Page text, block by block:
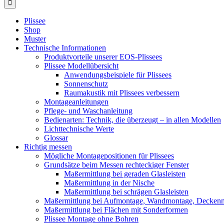
Plissee
Shop
Muster
Technische Informationen
Produktvorteile unserer EOS-Plissees
Plissee Modellübersicht
Anwendungsbeispiele für Plissees
Sonnenschutz
Raumakustik mit Plissees verbessern
Montageanleitungen
Pflege- und Waschanleitung
Bedienarten: Technik, die überzeugt – in allen Modellen
Lichttechnische Werte
Glossar
Richtig messen
Mögliche Montagepositionen für Plissees
Grundsätze beim Messen rechteckiger Fenster
Maßermittlung bei geraden Glasleisten
Maßermittlung in der Nische
Maßermittlung bei schrägen Glasleisten
Maßermittlung bei Aufmontage, Wandmontage,
Maßermittlung bei Flächen mit Sonderformen
Plissee Montage ohne Bohren